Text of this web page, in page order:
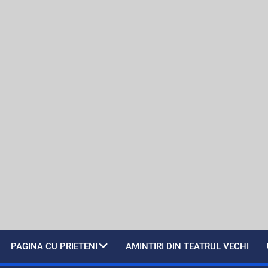
PAGINA CU PRIETENI AMINTIRI DIN TEATRUL VECHI